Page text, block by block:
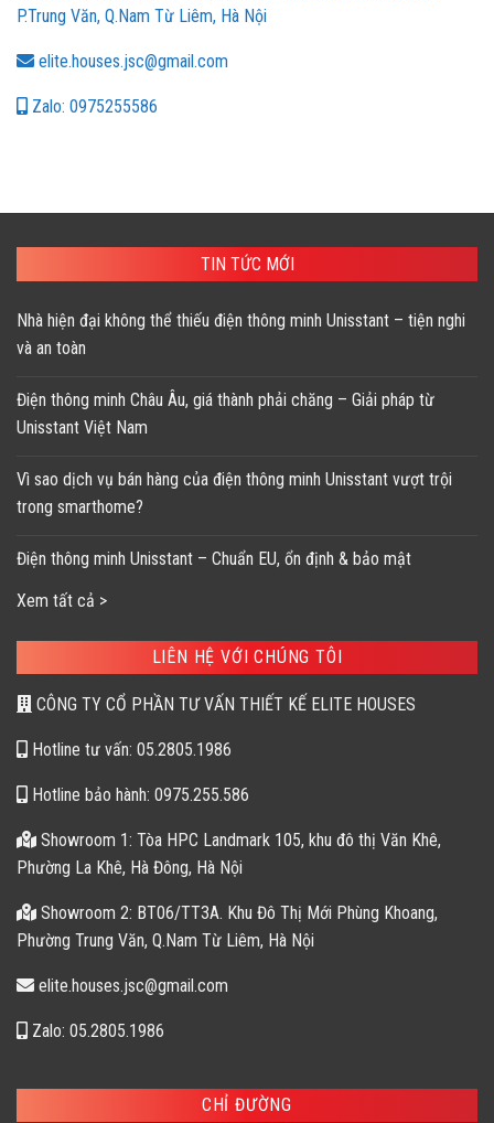
P.Trung Văn, Q.Nam Từ Liêm, Hà Nội
elite.houses.jsc@gmail.com
Zalo: 0975255586
TIN TỨC MỚI
Nhà hiện đại không thể thiếu điện thông minh Unisstant – tiện nghi
và an toàn
Điện thông minh Châu Âu, giá thành phải chăng – Giải pháp từ
Unisstant Việt Nam
Vì sao dịch vụ bán hàng của điện thông minh Unisstant vượt trội
trong smarthome?
Điện thông minh Unisstant – Chuẩn EU, ổn định & bảo mật
Xem tất cả >
LIÊN HỆ VỚI CHÚNG TÔI
CÔNG TY CỔ PHẦN TƯ VẤN THIẾT KẾ ELITE HOUSES
Hotline tư vấn: 05.2805.1986
Hotline bảo hành: 0975.255.586
Showroom 1: Tòa HPC Landmark 105, khu đô thị Văn Khê,
Phường La Khê, Hà Đông, Hà Nội
Showroom 2: BT06/TT3A. Khu Đô Thị Mới Phùng Khoang,
Phường Trung Văn, Q.Nam Từ Liêm, Hà Nội
elite.houses.jsc@gmail.com
Zalo: 05.2805.1986
CHỈ ĐƯỜNG